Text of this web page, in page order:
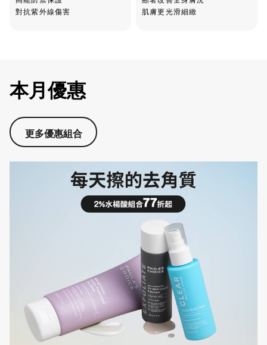
對抗紫外線傷害
肌膚更光滑細緻
本月優惠
更多優惠組合